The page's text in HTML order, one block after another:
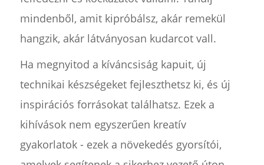
mindenből, amit kipróbálsz, akár remekül
hangzik, akár látványosan kudarcot vall.
Ha megnyitod a kíváncsiság kapuit, új
technikai készségeket fejleszthetsz ki, és új
inspirációs forrásokat találhatsz. Ezek a
kihívások nem egyszerűen kreatív
gyakorlatok - ezek a növekedés gyorsítói,